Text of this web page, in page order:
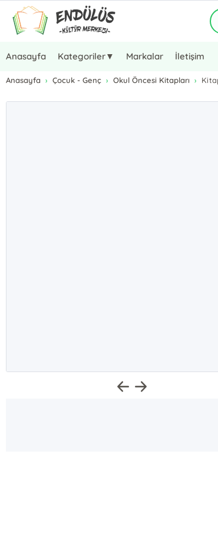
Anasayfa Kategoriler▼ Markalar İletişim
Anasayfa Çocuk - Genç Okul Öncesi Kitapları